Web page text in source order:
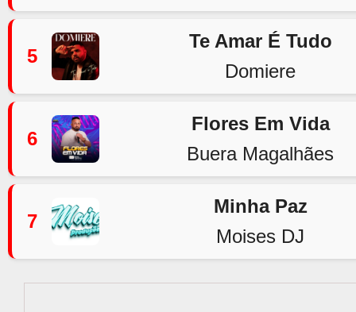
5
Te Amar É Tudo
Domiere
6
Flores Em Vida
Buera Magalhães
7
Minha Paz
Moises DJ